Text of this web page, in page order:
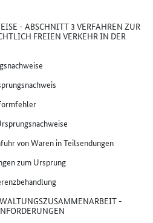
- ABSCHNITT 3 VERFAHREN ZUR
FREIEN VERKEHR IN DER
von Waren in Teilsendungen
zum Ursprung
-